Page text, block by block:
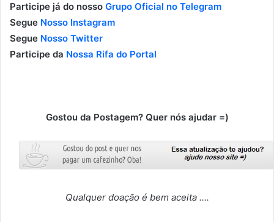
Participe já do nosso Grupo Oficial no Telegram
Segue Nosso Instagram
Segue Nosso Twitter
Participe da Nossa Rifa do Portal
Gostou da Postagem? Quer nós ajudar =)
Qualquer doação é bem aceita ….